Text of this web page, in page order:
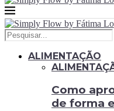
ALIMENTAÇÃO
Como
de forma